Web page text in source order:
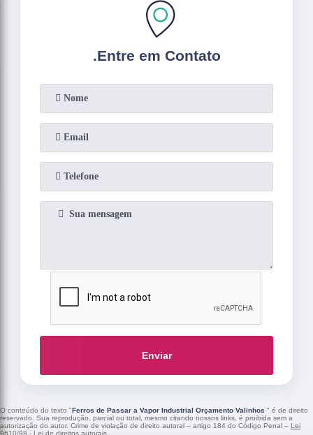
.Entre em Contato
Enviar
O conteúdo do texto "Ferros de Passar a Vapor Industrial Orçamento Valinhos " é de direito
reservado. Sua reprodução, parcial ou total, mesmo citando nossos links, é proibida sem a
autorização do autor. Crime de violação de direito autoral – artigo 184 do Código Penal – Lei
9610/98 - Lei de direitos autorais